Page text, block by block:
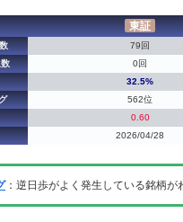
東証
79回
0回
32.5%
562位
0.60
2026/04/28
：逆日歩がよく発生している銘柄が